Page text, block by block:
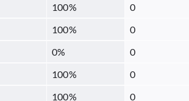
100% 0
100% 0
0% 0
100% 0
100% 0